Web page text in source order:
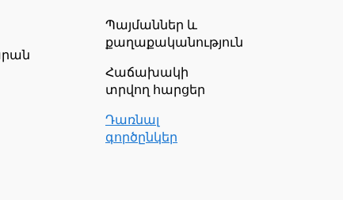
սուրբ
այդ թվում՝
զբոսանքի և
Պայմաններ և
քաղաքականություն
Հաճախակի
տրվող հարցեր
Դառնալ
գործընկեր